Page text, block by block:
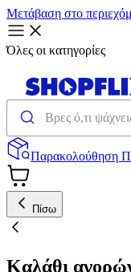
Μετάβαση στο
Όλες οι κατηγορίες
Παρακολούθηση
Πίσω
Καλάθι